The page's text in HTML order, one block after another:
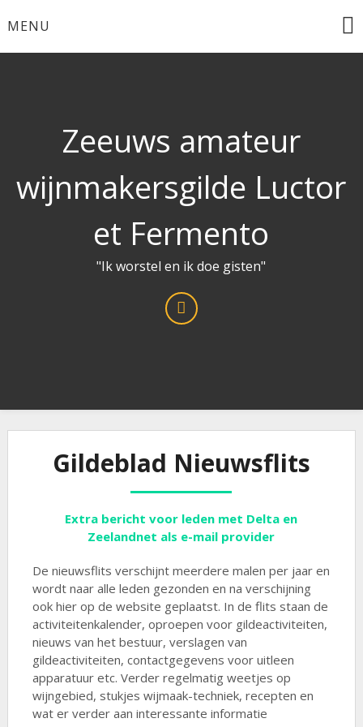
naar
MENU
Zeeuws amateur
wijnmakersgilde Luctor
et Fermento
"Ik worstel en ik doe gisten"
Gildeblad Nieuwsflits
Extra bericht voor leden met Delta en
Zeelandnet als e-mail provider
De nieuwsflits verschijnt meerdere malen per jaar en
wordt naar alle leden gezonden en na verschijning
ook hier op de website geplaatst. In de flits staan de
activiteitenkalender, oproepen voor gildeactiviteiten,
nieuws van het bestuur, verslagen van
gildeactiviteiten, contactgegevens voor uitleen
apparatuur etc. Verder regelmatig weetjes op
wijngebied, stukjes wijmaak-techniek, recepten en
wat er verder aan interessante informatie